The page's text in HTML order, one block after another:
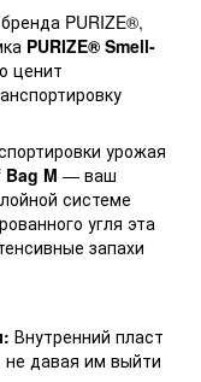
PURIZE®,
PURIZE® Smell-
ценит
урожая
Bag M — ваш
системе
угля эта
запахи
Внутренний пласт
не давая им выйти